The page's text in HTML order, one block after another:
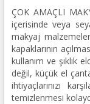
ÇOK AMAÇLI
içerisinde veya
makyaj
kapaklarının
kullanım ve şıklık
değil, küçük el
ihtiyaçlarınızı
temizlenmesi